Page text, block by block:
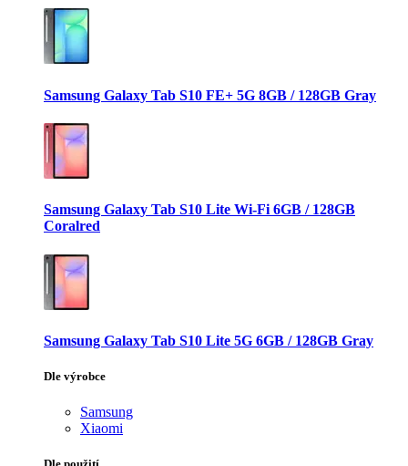
Samsung Galaxy Tab S10 FE+ 5G 8GB / 128GB Gray
Samsung Galaxy Tab S10 Lite Wi-Fi 6GB / 128GB
Coralred
Samsung Galaxy Tab S10 Lite 5G 6GB / 128GB Gray
Dle výrobce
Samsung
Xiaomi